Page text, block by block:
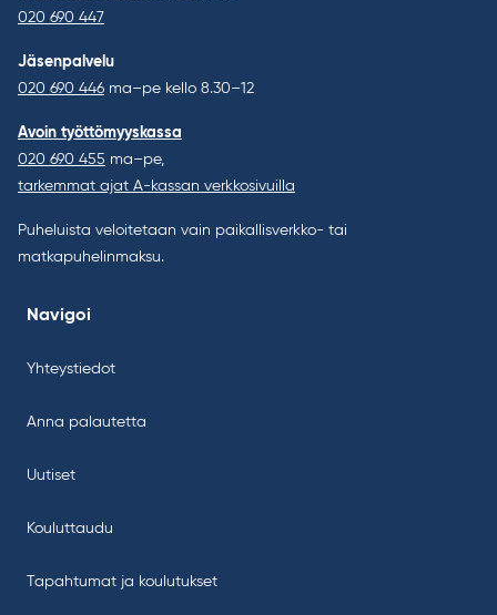
020 690 447
Jäsenpalvelu
020 690 446 ma–pe kello 8.30–12
Avoin työttömyyskassa
020 690 455 ma–pe,
tarkemmat ajat A-kassan verkkosivuilla
Puheluista veloitetaan vain paikallisverkko- tai
matkapuhelinmaksu.
Navigoi
Yhteystiedot
Anna palautetta
Uutiset
Kouluttaudu
Tapahtumat ja koulutukset